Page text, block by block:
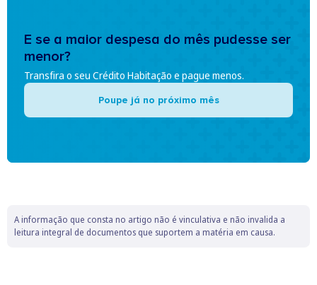
E se a maior despesa do mês pudesse ser
menor?
Transfira o seu Crédito Habitação e pague menos.
Poupe já no próximo mês
A informação que consta no artigo não é vinculativa e não invalida a
leitura integral de documentos que suportem a matéria em causa.